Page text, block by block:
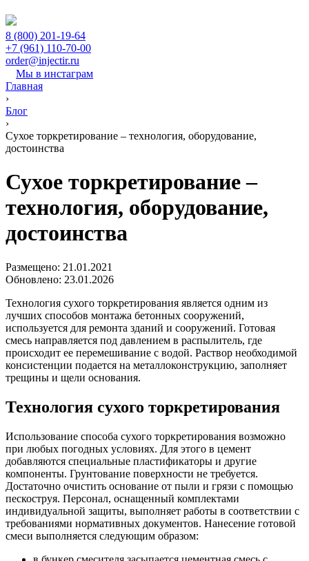
8 (800) 201-19-64
+7 (961) 110-70-00
order@injectir.ru
Мы в инстаграм
Главная
›
Блог
›
Сухое торкретирование – технология, оборудование,
достоинства
Сухое торкретирование –
технология, оборудование,
достоинства
Размещено: 21.01.2021
Обновлено: 23.01.2026
Технология сухого торкретирования является одним из
лучших способов монтажа бетонных сооружений,
используется для ремонта зданий и сооружений. Готовая
смесь направляется под давлением в распылитель, где
происходит ее перемешивание с водой. Раствор необходимой
консистенции подается на металлоконструкцию, заполняет
трещины и щели основания.
Технология сухого торкретирования
Использование способа сухого торкретирования возможно
при любых погодных условиях. Для этого в цемент
добавляются специальные пластификаторы и другие
компоненты. Грунтование поверхности не требуется.
Достаточно очистить основание от пыли и грязи с помощью
пескоструя. Персонал, оснащенный комплектами
индивидуальной защиты, выполняет работы в соответствии с
требованиями нормативных документов. Нанесение готовой
смеси выполняется следующим образом: